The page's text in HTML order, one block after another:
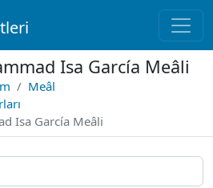
Isa García Meâli
Meâl
Isa García Meâli